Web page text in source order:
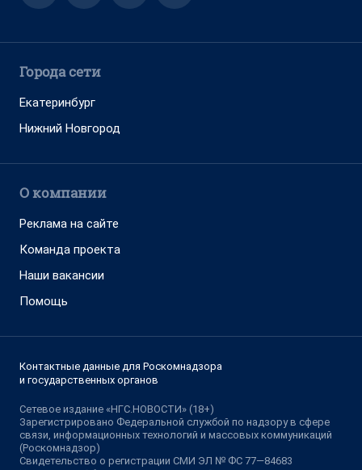
Города сети
Екатеринбург
Нижний Новгород
О компании
Реклама на сайте
Команда проекта
Наши вакансии
Помощь
Контактные данные для Роскомнадзора
и государственных органов
Сетевое издание «НГС.НОВОСТИ» (18+)
Зарегистрировано Федеральной службой по надзору в сфере
связи, информационных технологий и массовых коммуникаций
(Роскомнадзор)
Свидетельство о регистрации СМИ ЭЛ № ФС 77—84683